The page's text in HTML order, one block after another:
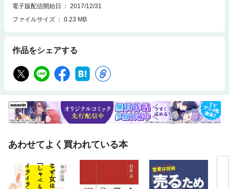
電子版配信開始日
2017/12/31
ファイルサイズ
0.23 MB
作品をシェアする
あわせてよく買われている本